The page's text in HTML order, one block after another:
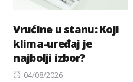
Vrućine u stanu: Koji
klima-uređaj je
najbolji izbor?
Posted
04/08/2026